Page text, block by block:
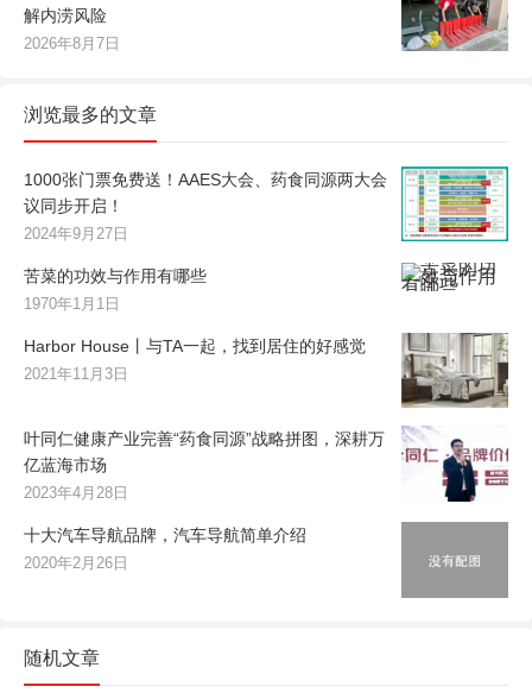
解内涝风险
2026年8月7日
浏览最多的文章
1000张门票免费送！AAES大会、药食同源两大会
议同步开启！
2024年9月27日
苦菜的功效与作用有哪些
1970年1月1日
Harbor House丨与TA一起，找到居住的好感觉
2021年11月3日
叶同仁健康产业完善“药食同源”战略拼图，深耕万
亿蓝海市场
2023年4月28日
十大汽车导航品牌，汽车导航简单介绍
2020年2月26日
随机文章